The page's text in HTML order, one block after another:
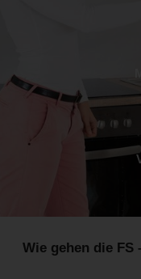
Wie gehen die FS